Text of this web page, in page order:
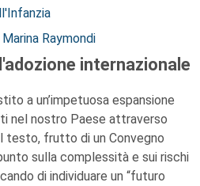
Marina Raymondi
internazionale
a un’impetuosa espansione
nel nostro Paese attraverso
testo, frutto di un Convegno
sulla complessità e sui rischi
di individuare un “futuro